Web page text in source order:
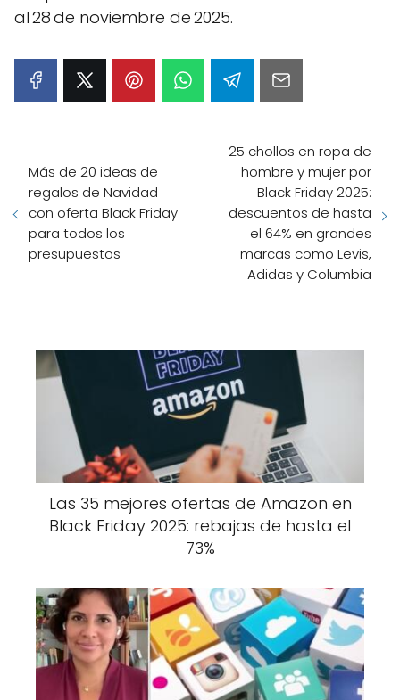
al 28 de noviembre de 2025.
Más de 20 ideas de
regalos de Navidad
con oferta Black Friday
para todos los
presupuestos
25 chollos en ropa de
hombre y mujer por
Black Friday 2025:
descuentos de hasta
el 64% en grandes
marcas como Levis,
Adidas y Columbia
Las 35 mejores ofertas de Amazon en
Black Friday 2025: rebajas de hasta el
73%